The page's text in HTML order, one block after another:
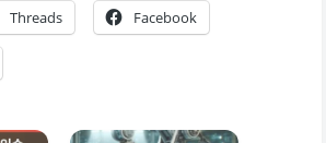
Threads Facebook